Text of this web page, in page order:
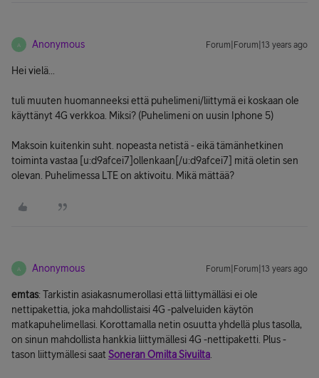
A Anonymous Forum|Forum|13 years ago
Hei vielä...
tuli muuten huomanneeksi että puhelimeni/liittymä ei koskaan ole
käyttänyt 4G verkkoa. Miksi? (Puhelimeni on uusin Iphone 5)
Maksoin kuitenkin suht. nopeasta netistä - eikä tämänhetkinen
toiminta vastaa [u:d9afcei7]ollenkaan[/u:d9afcei7] mitä oletin sen
olevan. Puhelimessa LTE on aktivoitu. Mikä mättää?
A Anonymous Forum|Forum|13 years ago
emtas: Tarkistin asiakasnumerollasi että liittymälläsi ei ole
nettipakettia, joka mahdollistaisi 4G -palveluiden käytön
matkapuhelimellasi. Korottamalla netin osuutta yhdellä plus tasolla,
on sinun mahdollista hankkia liittymällesi 4G -nettipaketti. Plus -
tason liittymällesi saat Soneran Omilta Sivuilta